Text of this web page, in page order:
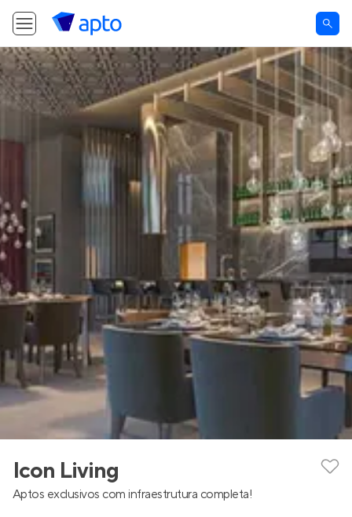
Icon Living
Aptos exclusivos com infraestrutura completa!